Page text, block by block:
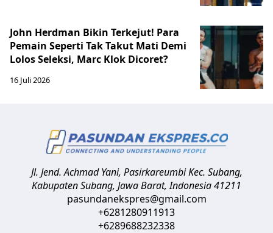
John Herdman Bikin Terkejut! Para
Pemain Seperti Tak Takut Mati Demi
Lolos Seleksi, Marc Klok Dicoret?
16 Juli 2026
Jl. Jend. Achmad Yani, Pasirkareumbi Kec. Subang,
Kabupaten Subang, Jawa Barat,Indonesia41211
pasundanekspres@gmail.com
+6281280911913
+6289688232338